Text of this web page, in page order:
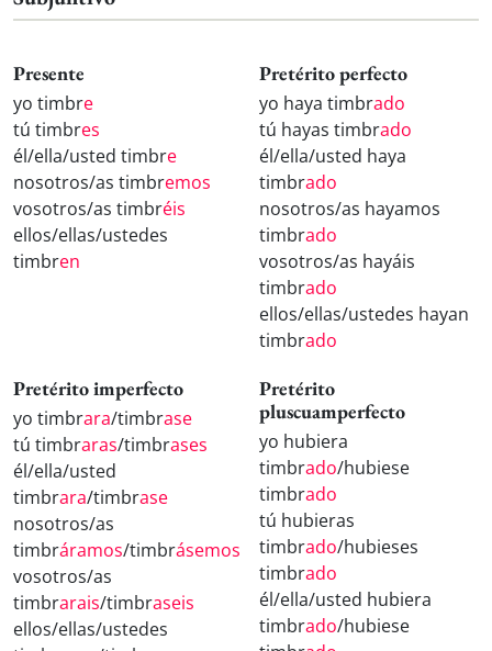
Presente
yo timbre
tú timbres
él/ella/usted timbre
nosotros/as timbremos
vosotros/as timbréis
ellos/ellas/ustedes
timbren
Pretérito perfecto
yo haya timbrado
tú hayas timbrado
él/ella/usted haya
timbrado
nosotros/as hayamos
timbrado
vosotros/as hayáis
timbrado
ellos/ellas/ustedes hayan
timbrado
Pretérito imperfecto
yo timbrara/timbrase
tú timbraras/timbrases
él/ella/usted
timbrara/timbrase
nosotros/as
timbráramos/timbrásemos
vosotros/as
timbrarais/timbraseis
ellos/ellas/ustedes
Pretérito
pluscuamperfecto
yo hubiera
timbrado/hubiese
timbrado
tú hubieras
timbrado/hubieses
timbrado
él/ella/usted hubiera
timbrado/hubiese